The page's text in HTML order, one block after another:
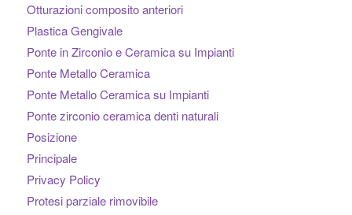
Otturazioni composito anteriori
Plastica Gengivale
Ponte in Zirconio e Ceramica su Impianti
Ponte Metallo Ceramica
Ponte Metallo Ceramica su Impianti
Ponte zirconio ceramica denti naturali
Posizione
Principale
Privacy Policy
Protesi parziale rimovibile